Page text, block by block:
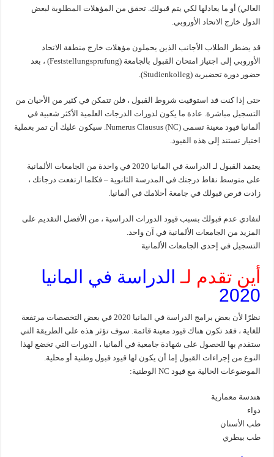
العالي) أو ما يعادلها لكي يتم قبولك. تحقق من المؤهلات المطلوبة لبعض
الدول خارج الاتحاد الأوروبي.
قد يضطر الطلاب الأجانب الذين يحملون مؤهلات خارج منطقة الاتحاد
الأوروبي إلى اجتياز امتحان القبول بالجامعة (Feststellungsprufung) ، بعد
حضور دورة تحضيرية (Studienkolleg).
حتى إذا كنت قد استوفيت شروط القبول ، فلن تتمكن في كثير من الأحيان من
التسجيل مباشرة. عادة ما يكون لدورات الدرجات العلمية الأكثر شعبية في
ألمانيا قيود معينة تسمى Numerus Clausus (NC). سيكون عليك أن تمر بعملية
اختيار تستند إلى هذه القيود.
يعتمد القبول لـ الدراسة في المانيا 2020 في واحدة من الجامعات الألمانية
على متوسط ​​نقاط درجتك في المدرسة الثانوية – فكلما ارتفعت درجاتك ،
زادت فرص قبولك في جامعة أحلامك في ألمانيا.
لتفادي عدم قبولك بسبب قيود الدورات الدراسية ، من الأفضل التقديم على
المزيد من الجامعات الألمانية في آن واحد.
التسجيل في إحدى الجامعات الألمانية
أين تقدم لـالدراسة في المانيا
2020
نظرًا لأن بعض برامج الدراسة في المانيا 2020 في بعض التخصصات مرتفعة
للغاية ، فقد تكون هناك قيود معينة قائمة. سوف تؤثر هذه على الطريقة التي
ستقدم بها للحصول على شهادة جامعية في ألمانيا ، الدورات التي تخضع لهذا
النوع من إجراءات القبول إما أن يكون لها قيود قبول وطنية أو محلية.
الموضوعات الحالية مع قيود NC الوطنية:
هندسة معمارية
دواء
طب الأسنان
طب بيطري